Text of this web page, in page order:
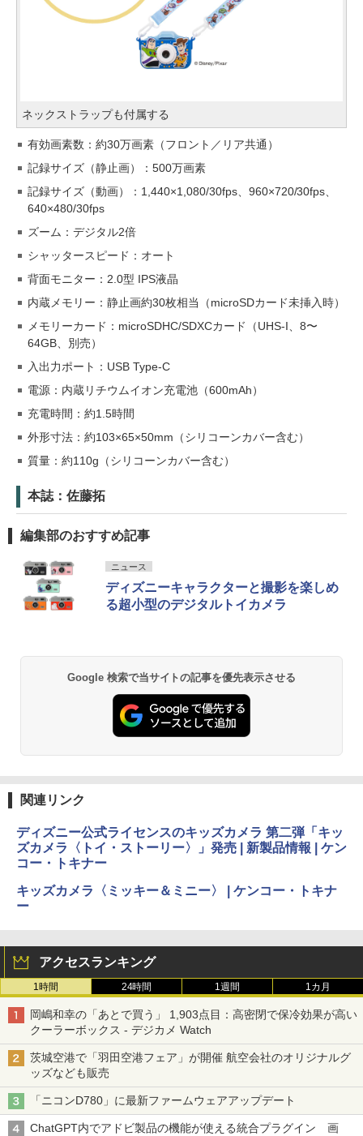
ネックストラップも付属する
有効画素数：約30万画素（フロント／リア共通）
記録サイズ（静止画）：500万画素
記録サイズ（動画）：1,440×1,080/30fps、960×720/30fps、
640×480/30fps
ズーム：デジタル2倍
シャッタースピード：オート
背面モニター：2.0型 IPS液晶
内蔵メモリー：静止画約30枚相当（microSDカード未挿入時）
メモリーカード：microSDHC/SDXCカード（UHS-I、8〜
64GB、別売）
入出力ポート：USB Type-C
電源：内蔵リチウムイオン充電池（600mAh）
充電時間：約1.5時間
外形寸法：約103×65×50mm（シリコーンカバー含む）
質量：約110g（シリコーンカバー含む）
本誌：佐藤拓
編集部のおすすめ記事
ニュース
ディズニーキャラクターと撮影を楽しめ
る超小型のデジタルトイカメラ
Google 検索で当サイトの記事を優先表示させる
関連リンク
ディズニー公式ライセンスのキッズカメラ 第二弾「キッ
ズカメラ〈トイ・ストーリー〉」発売 | 新製品情報 | ケン
コー・トキナー
キッズカメラ〈ミッキー＆ミニー〉 | ケンコー・トキナ
ー
アクセスランキング
1時間 24時間 1週間 1カ月
岡嶋和幸の「あとで買う」 1,903点目：高密閉で保冷効果が高い
クーラーボックス - デジカメ Watch
茨城空港で「羽田空港フェア」が開催 航空会社のオリジナルグ
ッズなども販売
「ニコンD780」に最新ファームウェアアップデート
ChatGPT内でアドビ製品の機能が使える統合プラグイン 画